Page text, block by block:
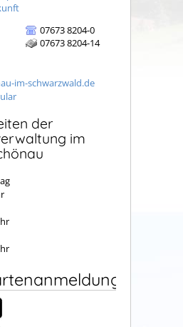
07673 8204-0
07673 8204-14
im-schwarzwald.de
der
im